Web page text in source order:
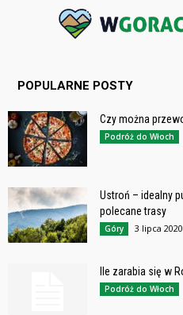
POPULARNE POSTY
Czy można
Podróż do Włoch
Ustroń – idealny
polecane trasy
Góry 3 lipca 2020
Ile zarabia się w
Podróż do Włoch